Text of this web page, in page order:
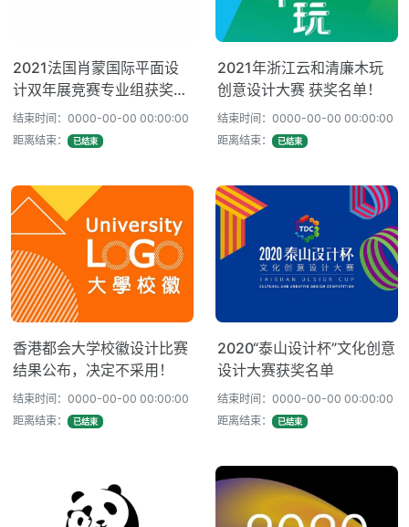
2021法国肖蒙国际平面设
计双年展竞赛专业组获奖作
品公布
结束时间：0000-00-00 00:00:00
距离结束：
已结束
2021年浙江云和清廉木玩
创意设计大赛 获奖名单！
结束时间：0000-00-00 00:00:00
距离结束：
已结束
香港都会大学校徽设计比赛
结果公布，决定不采用！
结束时间：0000-00-00 00:00:00
距离结束：
已结束
2020“泰山设计杯”文化创意
设计大赛获奖名单
结束时间：0000-00-00 00:00:00
距离结束：
已结束